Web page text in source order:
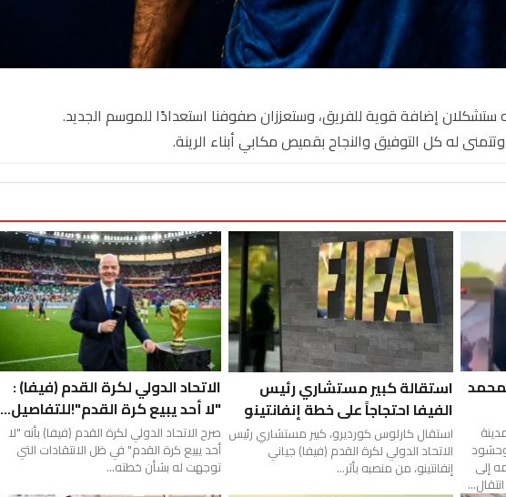
ستشكلان إضافة قوية للفريق، وستعززان صفوفنا استعدادًا للموسم الجديد.
له كل التوفيق والنجاح بقميص مكابي أبناء الرينة.
وحشود
إلى
استقالة كبير مستشاري رئيس
الفيفا احتجاجاً على خطة إنفانتينو
استقال كارلوس كورديرو، كبير مستشاري رئيس
الاتحاد الدولي لكرة القدم (فيفا) جياني
إنفانتينو، من منصبه بأثر...
الاتحاد الدولي لكرة القدم (فيفا) :
"لا أحد يبيع كرة القدم"!للتفاصيل...
صرح الاتحاد الدولي لكرة القدم (فيفا) بأنه "لا
أحد يبيع كرة القدم" في ظل الانتقادات التي
توجهت له بشأن خطته...